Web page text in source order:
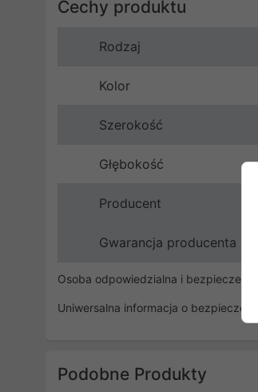
Cechy produktu
Rodzaj
Kolor
Szerokość
Głębokość
Producent
Gwarancja producenta
Osoba odpowiedzialna i
Uniwersalna informacja o
Podobne Produkty